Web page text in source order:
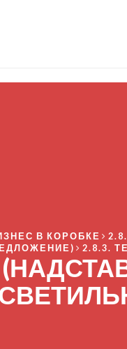
В КОРОБКЕ
2.8.3.